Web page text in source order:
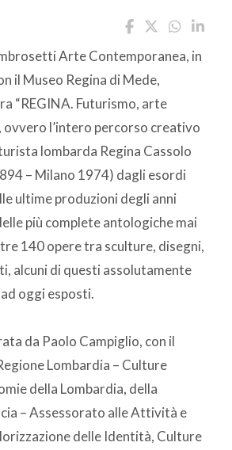
Arte Contemporanea, in
il Museo Regina di Mede,
“REGINA. Futurismo, arte
ovvero l’intero percorso creativo
lombarda Regina Cassolo
– Milano 1974) dagli esordi
ultime produzioni degli anni
più complete antologiche mai
140 opere tra sculture, disegni,
alcuni di questi assolutamente
oggi esposti.
da Paolo Campiglio, con il
Lombardia – Culture
della Lombardia, della
– Assessorato alle Attività e
delle Identità, Culture